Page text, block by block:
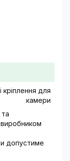
камери
хомути
кабелів у
кріплення для
камери
допустиме